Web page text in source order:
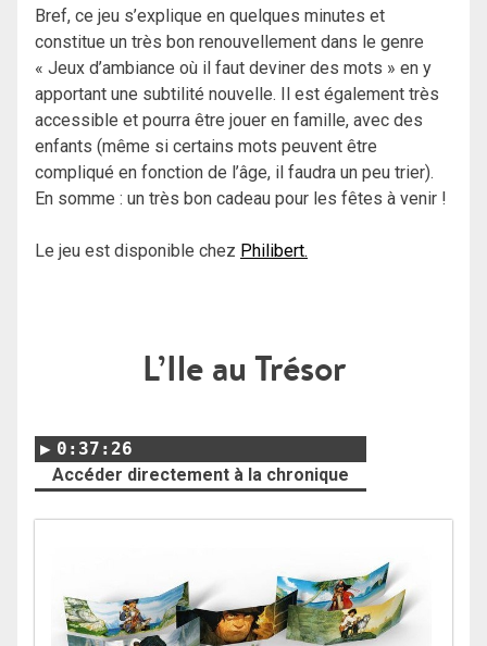
Bref, ce jeu s’explique en quelques minutes et
constitue un très bon renouvellement dans le genre
« Jeux d’ambiance où il faut deviner des mots » en y
apportant une subtilité nouvelle. Il est également très
accessible et pourra être jouer en famille, avec des
enfants (même si certains mots peuvent être
compliqué en fonction de l’âge, il faudra un peu trier).
En somme : un très bon cadeau pour les fêtes à venir !
Le jeu est disponible chez Philibert.
L’Ile au Trésor
0:37:26
Accéder directement à la chronique